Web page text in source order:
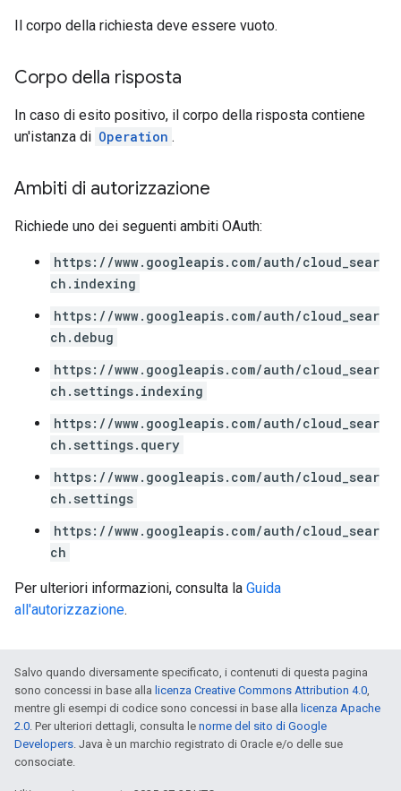
Il corpo della richiesta deve essere vuoto.
Corpo della risposta
In caso di esito positivo, il corpo della risposta contiene
un'istanza di Operation .
Ambiti di autorizzazione
Richiede uno dei seguenti ambiti OAuth:
https://www.googleapis.com/auth/cloud_sear
ch.indexing
https://www.googleapis.com/auth/cloud_sear
ch.debug
https://www.googleapis.com/auth/cloud_sear
ch.settings.indexing
https://www.googleapis.com/auth/cloud_sear
ch.settings.query
https://www.googleapis.com/auth/cloud_sear
ch.settings
https://www.googleapis.com/auth/cloud_sear
ch
Per ulteriori informazioni, consulta la Guida
all'autorizzazione.
Salvo quando diversamente specificato, i contenuti di questa pagina
sono concessi in base alla licenza Creative Commons Attribution 4.0,
mentre gli esempi di codice sono concessi in base alla licenza Apache
2.0. Per ulteriori dettagli, consulta le norme del sito di Google
Developers. Java è un marchio registrato di Oracle e/o delle sue
consociate.